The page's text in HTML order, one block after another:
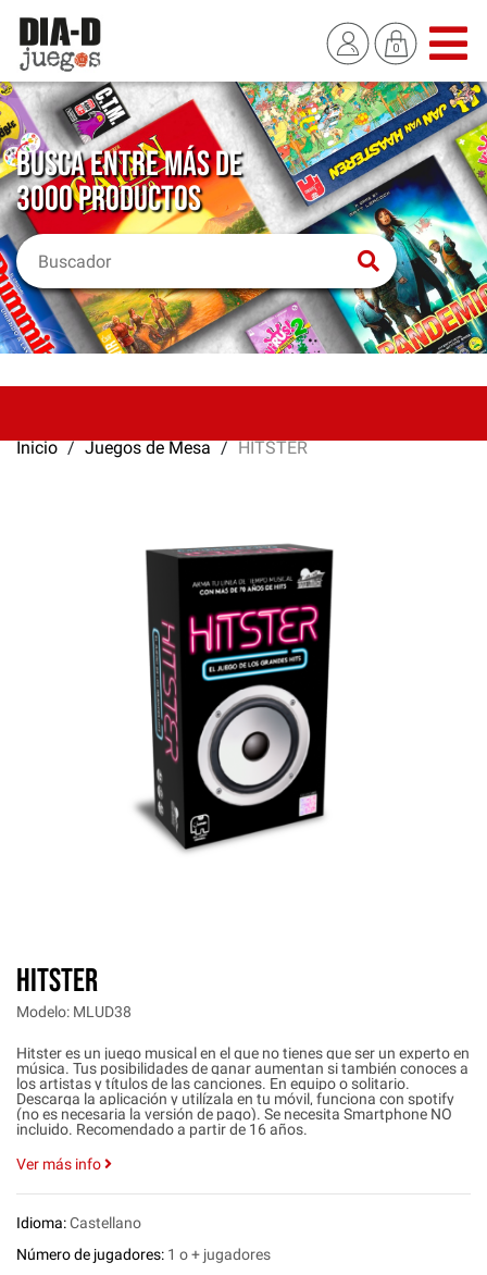
BUSCA ENTRE MÁS DE
3000 PRODUCTOS
Inicio Juegos de Mesa HITSTER
HITSTER
Modelo: MLUD38
Hitster es un juego musical en el que no tienes que ser un experto en
música. Tus posibilidades de ganar aumentan si también conoces a
los artistas y títulos de las canciones. En equipo o solitario.
Descarga la aplicación y utilízala en tu móvil, funciona con spotify
(no es necesaria la versión de pago). Se necesita Smartphone NO
incluido. Recomendado a partir de 16 años.
Ver más info
Idioma:Castellano
Número de jugadores: 1 o + jugadores